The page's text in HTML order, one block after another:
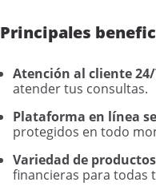
Principales
Atención al cliente
atender tus consultas.
Plataforma en línea
protegidos en todo
Variedad de
financieras para todas